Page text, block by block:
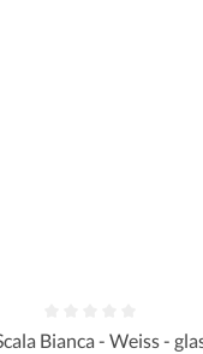
Bewertung von 0
Bianca - Weiss -